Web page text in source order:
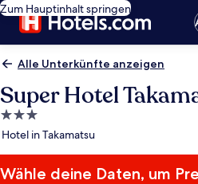
Zum Hauptinhalt springen
Alle Unterkünfte anzeigen
Super Hotel
3.0-
Sterne-
Hotel in Takamatsu
Wähle deine Daten, um